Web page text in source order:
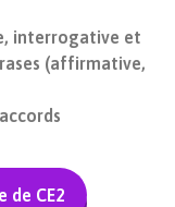
interrogative et
(affirmative,
de CE2